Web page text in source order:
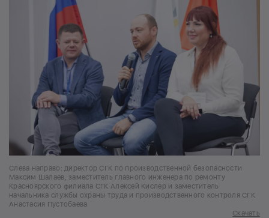
Слева направо: директор СГК по производственной безопасности
Максим Шалаев, заместитель главного инженера по ремонту
Красноярского филиала СГК Алексей Кислер и заместитель
начальника службы охраны труда и производственного контроля СГК
Анастасия Пустобаева
Скачать